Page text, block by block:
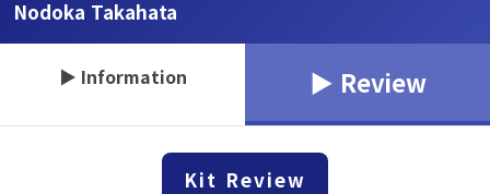
Nodoka Takahata
▶ Information ▶ Review
Kit Review